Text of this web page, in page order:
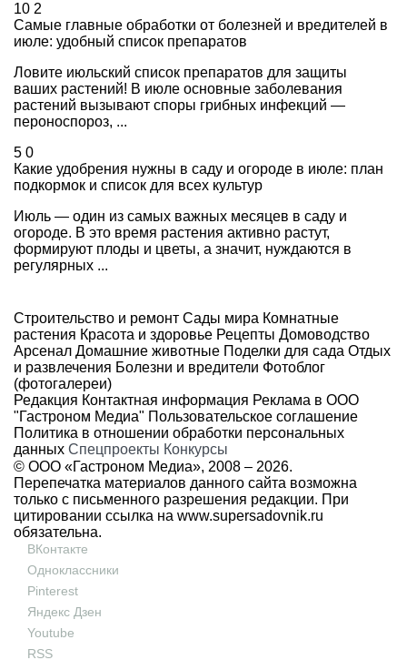
10 2
Самые главные обработки от болезней и вредителей в
июле: удобный список препаратов
Ловите июльский список препаратов для защиты
ваших растений! В июле основные заболевания
растений вызывают споры грибных инфекций —
пероноспороз, ...
5 0
Какие удобрения нужны в саду и огороде в июле: план
подкормок и список для всех культур
Июль — один из самых важных месяцев в саду и
огороде. В это время растения активно растут,
формируют плоды и цветы, а значит, нуждаются в
регулярных ...
Строительство и ремонт Сады мира Комнатные
растения Красота и здоровье Рецепты Домоводство
Арсенал Домашние животные Поделки для сада Отдых
и развлечения Болезни и вредители Фотоблог
(фотогалереи)
Редакция Контактная информация Реклама в ООО
"Гастроном Медиа" Пользовательское соглашение
Политика в отношении обработки персональных
данных Спецпроекты Конкурсы
© ООО «Гастроном Медиа», 2008 – 2026.
Перепечатка материалов данного сайта возможна
только с письменного разрешения редакции. При
цитировании ссылка на www.supersadovnik.ru
обязательна.
ВКонтакте
Одноклассники
Pinterest
Яндекс Дзен
Youtube
RSS